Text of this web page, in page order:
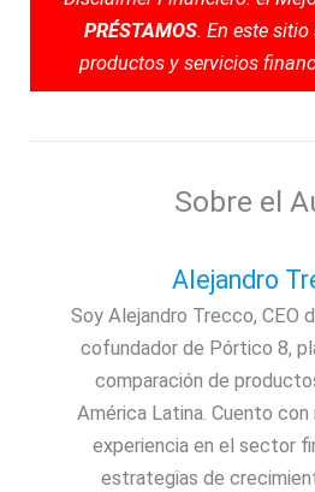
PRÉSTAMOS. En este
productos y servicios
Sobre el
Alejandro
Soy Alejandro Trecco, CEO
cofundador de Pórtico 8,
comparación de
América Latina. Cuento con
experiencia en el sector
estrategias de